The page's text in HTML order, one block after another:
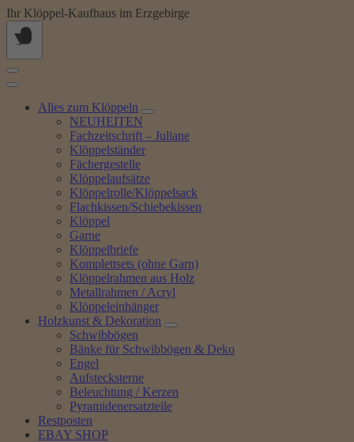
Springe
zum
Inhalt
Ihr Klöppel-Kaufhaus im Erzgebirge
Alles zum Klöppeln
NEUHEITEN
Fachzeitschrift – Juliane
Klöppelständer
Fächergestelle
Klöppelaufsätze
Klöppelrolle/Klöppelsack
Flachkissen/Schiebekissen
Klöppel
Garne
Klöppelbriefe
Komplettsets (ohne Garn)
Klöppelrahmen aus Holz
Metallrahmen / Acryl
Klöppeleinhänger
Holzkunst & Dekoration
Schwibbögen
Bänke für Schwibbögen & Deko
Engel
Aufstecksterne
Beleuchtung / Kerzen
Pyramidenersatzteile
Restposten
EBAY SHOP